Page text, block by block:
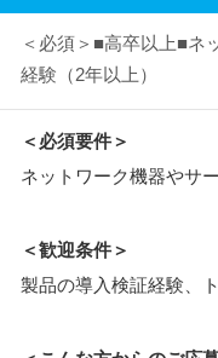
＜必須＞■高卒以上■ネ
経験（2年以上）
＜必須要件＞
ネットワーク機器やサ
＜歓迎条件＞
製品の導入検証経験、